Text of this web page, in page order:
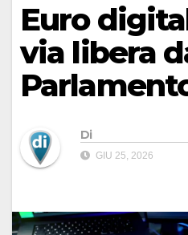
Euro
via libera
Di
GIU 25, 2026